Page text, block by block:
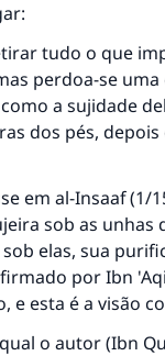
tudo o que
perdoa-se
a sujidade
dos pés,
em al-Insaaf (1/
sob as unhas
elas, sua
por Ibn
e esta é a visão
o autor (Ibn